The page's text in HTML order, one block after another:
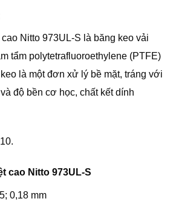
Nitto 973UL-S là băng keo vải
tẩm polytetrafluoroethylene (PTFE)
là một đơn xử lý bề mặt, tráng với
độ bền cơ học, chất kết dính
cao Nitto 973UL-S
0,18 mm